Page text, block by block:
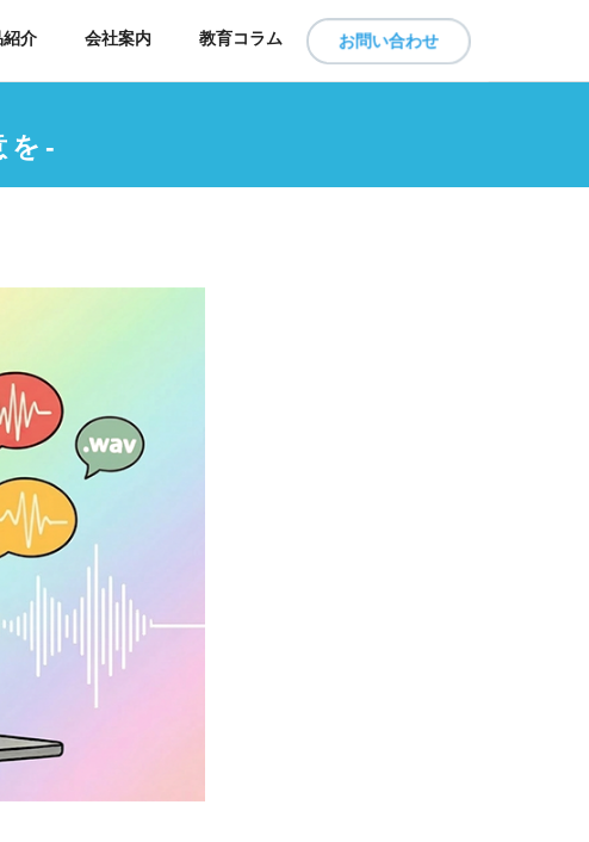
介 会社案内 教育コラム お問い合わせ
を-